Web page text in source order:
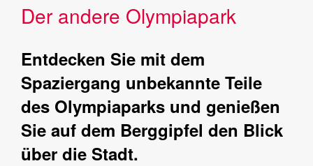
Der andere Olympiapark
Entdecken Sie mit dem
Spaziergang unbekannte Teile
des Olympiaparks und genießen
Sie auf dem Berggipfel den Blick
über die Stadt.